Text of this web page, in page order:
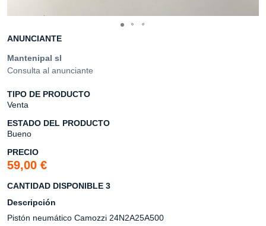
ANUNCIANTE
Mantenipal sl
Consulta al anunciante
TIPO DE PRODUCTO
Venta
ESTADO DEL PRODUCTO
Bueno
PRECIO
59,00 €
CANTIDAD DISPONIBLE 3
Descripción
Pistón neumático Camozzi 24N2A25A500